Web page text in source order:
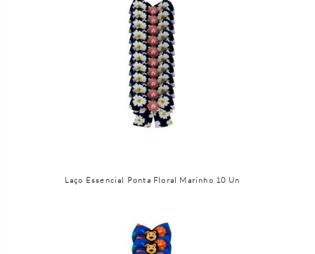
Laço Essencial Ponta Floral Marinho 10 Un